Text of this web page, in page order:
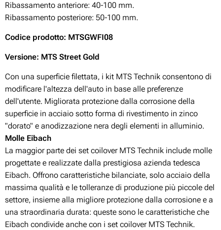
Ribassamento anteriore: 40-100 mm.
Ribassamento posteriore: 50-100 mm.
Codice prodotto: MTSGWFI08
Versione: MTS Street Gold
Con una superficie filettata, i kit MTS Technik consentono di
modificare l'altezza dell'auto in base alle preferenze
dell'utente. Migliorata protezione dalla corrosione della
superficie in acciaio sotto forma di rivestimento in zinco
"dorato" e anodizzazione nera degli elementi in alluminio.
Molle Eibach
La maggior parte dei set coilover MTS Technik include molle
progettate e realizzate dalla prestigiosa azienda tedesca
Eibach. Offrono caratteristiche bilanciate, solo acciaio della
massima qualità e le tolleranze di produzione più piccole del
settore, insieme alla migliore protezione dalla corrosione e a
una straordinaria durata: queste sono le caratteristiche che
Eibach condivide anche con i set coilover MTS Technik.